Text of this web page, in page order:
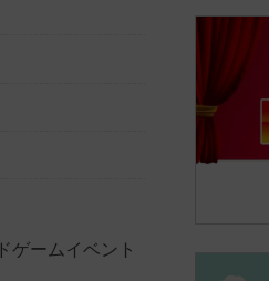
ゲームイベント